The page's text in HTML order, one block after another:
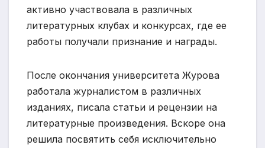
активно участвовала в различных
литературных клубах и конкурсах, где ее
работы получали признание и награды.
После окончания университета Журова
работала журналистом в различных
изданиях, писала статьи и рецензии на
литературные произведения. Вскоре она
решила посвятить себя исключительно